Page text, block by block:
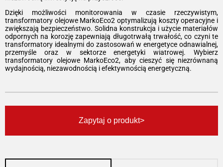
Dzięki możliwości monitorowania w czasie rzeczywistym,
transformatory olejowe MarkoEco2 optymalizują koszty operacyjne i
zwiększają bezpieczeństwo. Solidna konstrukcja i użycie materiałów
odpornych na korozję zapewniają długotrwałą trwałość, co czyni te
transformatory idealnymi do zastosowań w energetyce odnawialnej,
przemyśle oraz w sektorze energetyki wiatrowej. Wybierz
transformatory olejowe MarkoEco2, aby cieszyć się niezrównaną
wydajnością, niezawodnością i efektywnością energetyczną.
Zapytaj o produkt